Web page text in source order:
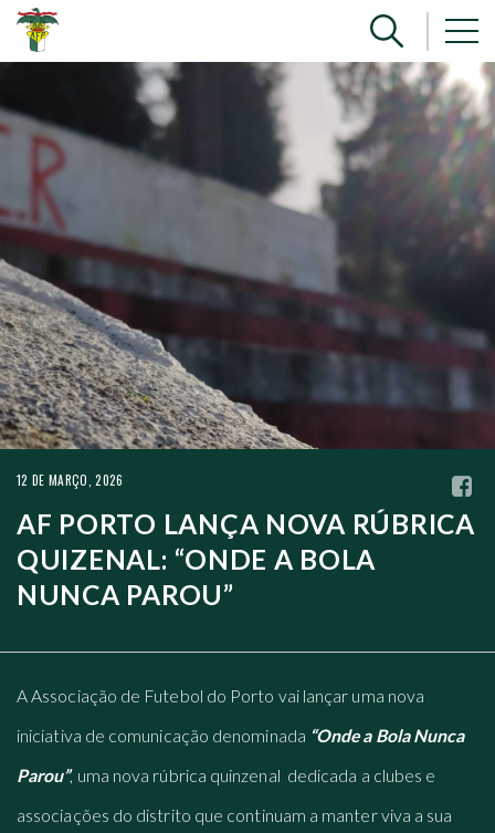
12 DE MARÇO, 2026
AF PORTO LANÇA NOVA RÚBRICA
QUIZENAL: “ONDE A BOLA
NUNCA PAROU”
A Associação de Futebol do Porto vai lançar uma nova
iniciativa de comunicação denominada “Onde a Bola Nunca
Parou”, uma nova rúbrica quinzenal dedicada a clubes e
associações do distrito que continuam a manter viva a sua